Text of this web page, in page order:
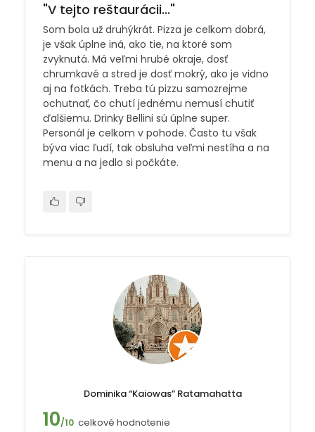
"V tejto reštaurácii..."
Som bola už druhýkrát. Pizza je celkom dobrá,
je však úplne iná, ako tie, na ktoré som
zvyknutá. Má veľmi hrubé okraje, dosť
chrumkavé a stred je dosť mokrý, ako je vidno
aj na fotkách. Treba tú pizzu samozrejme
ochutnať, čo chutí jednému nemusí chutiť
ďalšiemu. Drinky Bellini sú úplne super.
Personál je celkom v pohode. Často tu však
býva viac ľudí, tak obsluha veľmi nestíha a na
menu a na jedlo si počkáte.
Dominika “Kaiowas” Ratamahatta
10/10 celkové hodnotenie